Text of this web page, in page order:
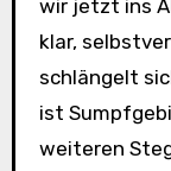
wir jetzt ins
klar,
schlängelt
ist
weiteren